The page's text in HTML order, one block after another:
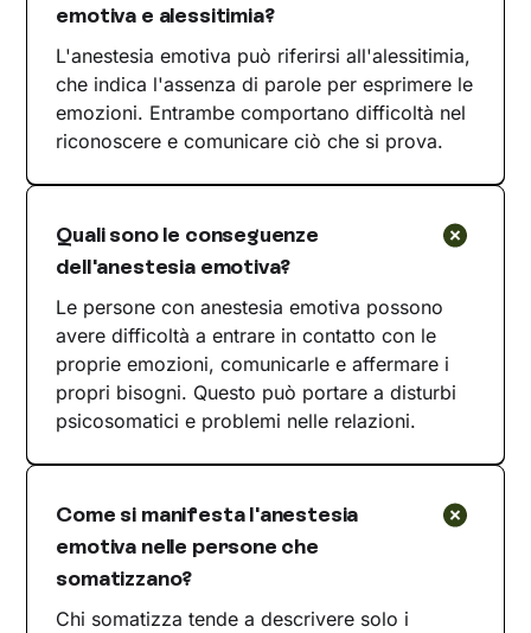
emotiva e alessitimia?
L'anestesia emotiva può riferirsi all'alessitimia,
che indica l'assenza di parole per esprimere le
emozioni. Entrambe comportano difficoltà nel
riconoscere e comunicare ciò che si prova.
Quali sono le conseguenze
dell'anestesia emotiva?
Le persone con anestesia emotiva possono
avere difficoltà a entrare in contatto con le
proprie emozioni, comunicarle e affermare i
propri bisogni. Questo può portare a disturbi
psicosomatici e problemi nelle relazioni.
Come si manifesta l'anestesia
emotiva nelle persone che
somatizzano?
Chi somatizza tende a descrivere solo i